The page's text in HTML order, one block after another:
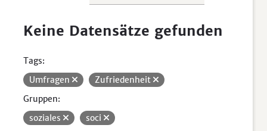
Keine Datensätze gefunden
Tags:
Umfragen
Zufriedenheit
Gruppen:
soziales
soci